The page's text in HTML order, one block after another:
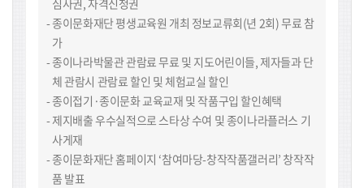
종이문화재단 평생교육원 개최 정보교류회(년 2회) 무료 참
가
종이나라박물관 관람료 무료 및 지도어린이들, 제자들과 단
체 관람시 관람료 할인 및 체험교실 할인
종이접기·종이문화 교육교재 및 작품구입 할인혜택
제지배출 우수실적으로 스타상 수여 및 종이나라플러스 기
사게재
종이문화재단 홈페이지 ‘참여마당-창작작품갤러리’ 창작작
품 발표